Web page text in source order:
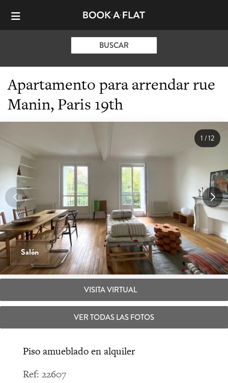
BUSCAR
Apartamento para arrendar rue
Manin, Paris 19th
Salón
1/12
VISITA VIRTUAL
VER TODAS LAS FOTOS
Piso amueblado en alquiler
Ref: 22607